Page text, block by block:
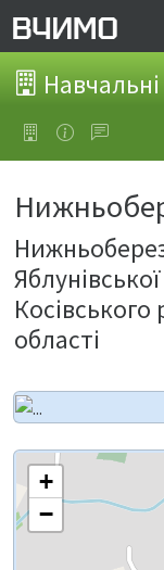
Косівського
області
+
−